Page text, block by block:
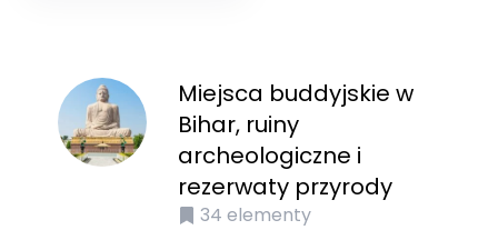
Miejsca buddyjskie w
Bihar, ruiny
archeologiczne i
rezerwaty przyrody
34 elementy